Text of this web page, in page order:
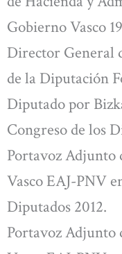
Gobierno Vasco
Director General
de la Diputación
Diputado por
Congreso de los
Portavoz
Vasco EAJ-PNV
Diputados 2012.
Portavoz